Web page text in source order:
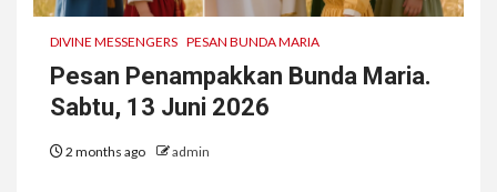
DIVINE MESSENGERS PESAN BUNDA MARIA
Pesan Penampakkan Bunda Maria.
Sabtu, 13 Juni 2026
2 months ago admin